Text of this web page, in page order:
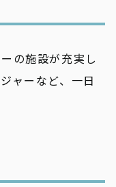
の施設が充実し
ャーなど、一日